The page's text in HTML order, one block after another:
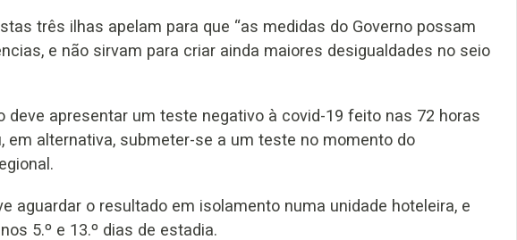
três ilhas apelam para que “as medidas do Governo possam
e não sirvam para criar ainda maiores desigualdades no seio
deve apresentar um teste negativo à covid-19 feito nas 72 horas
em alternativa, submeter-se a um teste no momento do
aguardar o resultado em isolamento numa unidade hoteleira, e
5.º e 13.º dias de estadia.